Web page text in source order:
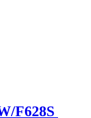
F628S